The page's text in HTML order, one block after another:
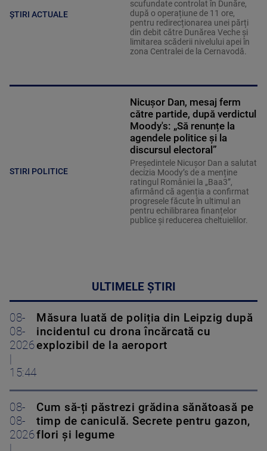
ȘTIRI ACTUALE
scufundate controlat în Dunăre,
după o operațiune de 11 ore,
pentru redirecționarea unei părți
din debit către Dunărea Veche și
limitarea scăderii nivelului apei în
zona Centralei de la Cernavodă.
STIRI POLITICE
Nicușor Dan, mesaj ferm
către partide, după verdictul
Moody's: „Să renunțe la
agendele politice şi la
discursul electoral”
Președintele Nicușor Dan a salutat
decizia Moody’s de a menține
ratingul României la „Baa3”,
afirmând că agenția a confirmat
progresele făcute în ultimul an
pentru echilibrarea finanțelor
publice și reducerea cheltuielilor.
ULTIMELE ȘTIRI
08-
08-
2026
15:44
Măsura luată de poliția din Leipzig după
incidentul cu drona încărcată cu
explozibil de la aeroport
08-
08-
2026
Cum să-ți păstrezi grădina sănătoasă pe
timp de caniculă. Secrete pentru gazon,
flori și legume